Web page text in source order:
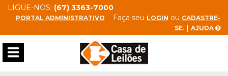
LIGUE-NOS: (67) 3363-7000
PORTAL ADMINISTRATIVO Faça seu LOGIN ou CADASTRE-
SE. | AJUDA
Toggle
navigation